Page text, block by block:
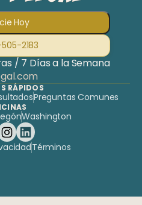
Hoy
2183
/ 7 Días a la Semana
RÁPIDOS
Preguntas Comunes
Washington
Términos